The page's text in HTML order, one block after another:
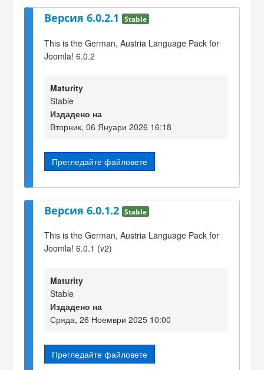
Версия 6.0.2.1 Stable
This is the German, Austria Language Pack for
Joomla! 6.0.2
Maturity
Stable
Издадено на
Вторник, 06 Януари 2026 16:18
Прегледайте файловете
Версия 6.0.1.2 Stable
This is the German, Austria Language Pack for
Joomla! 6.0.1 (v2)
Maturity
Stable
Издадено на
Сряда, 26 Ноември 2025 10:00
Прегледайте файловете